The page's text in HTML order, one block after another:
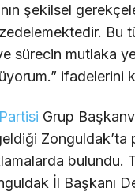
şekilsel
Bu
sürecin mutlaka
ifadelerini
Grup
Zonguldak’ta
İl Başkanı